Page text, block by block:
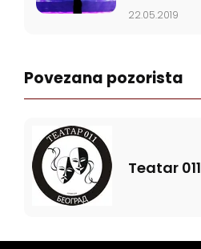
22.05.2019
Povezana pozorista
Teatar 011